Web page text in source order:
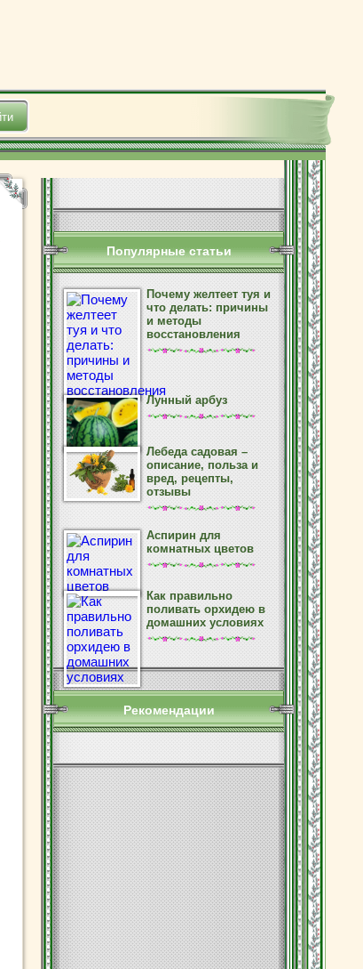
Популярные статьи
Почему желтеет туя и
что делать: причины
и методы
восстановления
Лунный арбуз
Лебеда садовая –
описание, польза и
вред, рецепты,
отзывы
Аспирин для
комнатных цветов
Как правильно
поливать орхидею в
домашних условиях
Рекомендации